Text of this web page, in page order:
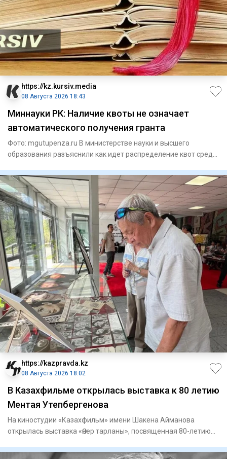
https://kz.kursiv.media
08 Августа 2026 18:43
Миннауки РК: Наличие квоты не означает
автоматического получения гранта
Фото: mgutupenza.ru В министерстве науки и высшего
образования разъяснили как идет распределение квот среди
https://kazpravda.kz
08 Августа 2026 18:02
В Казахфильме открылась выставка к 80 летию
Ментая Утепбергенова
На киностудии «Казахфильм» имени Шакена Айманова
открылась выставка «Өнер тарланы», посвященная 80-летию